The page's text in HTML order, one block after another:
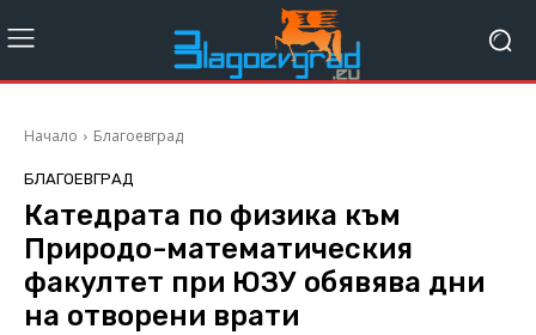
Начало Благоевград
БЛАГОЕВГРАД
Катедрата по физика към
Природо-математическия
факултет при ЮЗУ обявява дни
на отворени врати